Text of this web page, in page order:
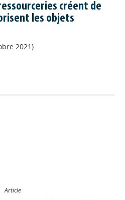
créent de
les objets
2021)
Article